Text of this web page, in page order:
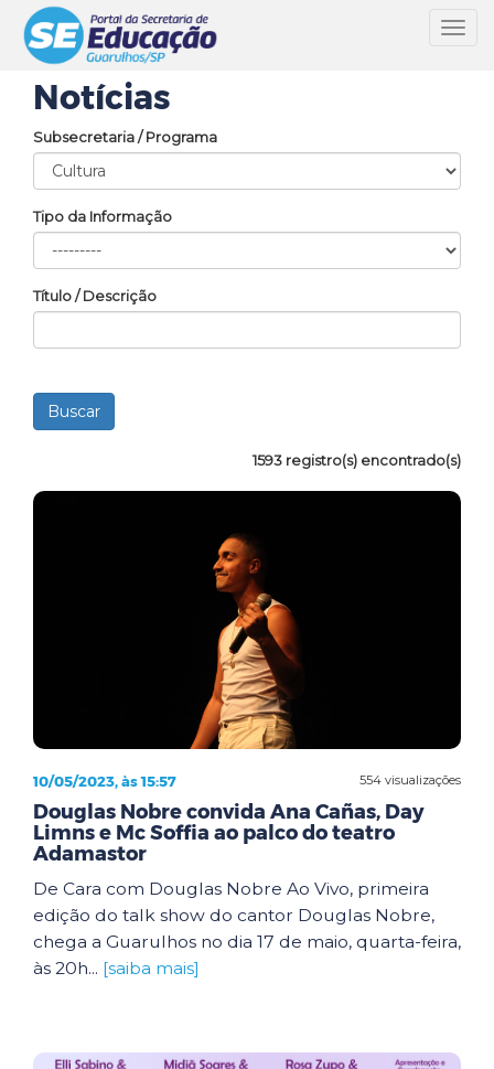
Notícias
Subsecretaria / Programa
Tipo da Informação
Título / Descrição
1593 registro(s) encontrado(s)
554 visualizações
10/05/2023, às 15:57
Douglas Nobre convida Ana Cañas, Day
Limns e Mc Soffia ao palco do teatro
Adamastor
De Cara com Douglas Nobre Ao Vivo, primeira
edição do talk show do cantor Douglas Nobre,
chega a Guarulhos no dia 17 de maio, quarta-feira,
às 20h... [saiba mais]